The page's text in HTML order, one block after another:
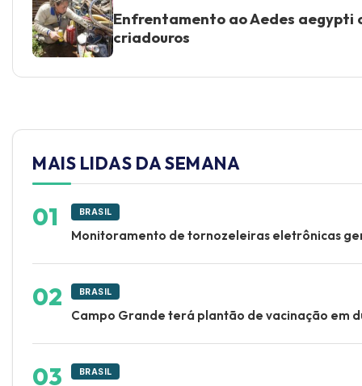
Enfrentamento ao Aedes aegypti
criadouros
MAIS LIDAS DA SEMANA
BRASIL
Monitoramento de tornozeleiras eletrônicas
BRASIL
Campo Grande terá plantão de vacinação em
BRASIL